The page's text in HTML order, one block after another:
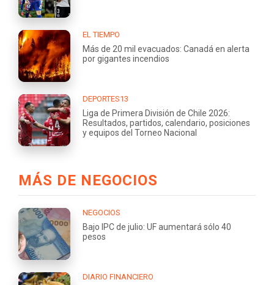
EL TIEMPO
Más de 20 mil evacuados: Canadá en alerta
por gigantes incendios
DEPORTES13
Liga de Primera División de Chile 2026:
Resultados, partidos, calendario, posiciones
y equipos del Torneo Nacional
MÁS DE NEGOCIOS
NEGOCIOS
Bajo IPC de julio: UF aumentará sólo 40
pesos
DIARIO FINANCIERO